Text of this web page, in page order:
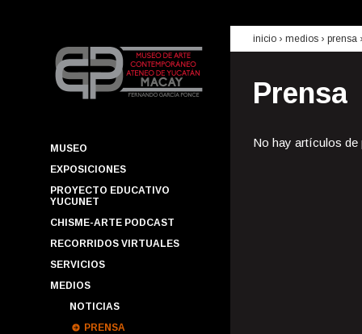
MUSEO
EXPOSICIONES
PROYECTO EDUCATIVO
YUCUNET
CHISME-ARTE PODCAST
RECORRIDOS VIRTUALES
SERVICIOS
MEDIOS
NOTICIAS
PRENSA
inicio › medios › prensa
Prensa
No hay artículos de